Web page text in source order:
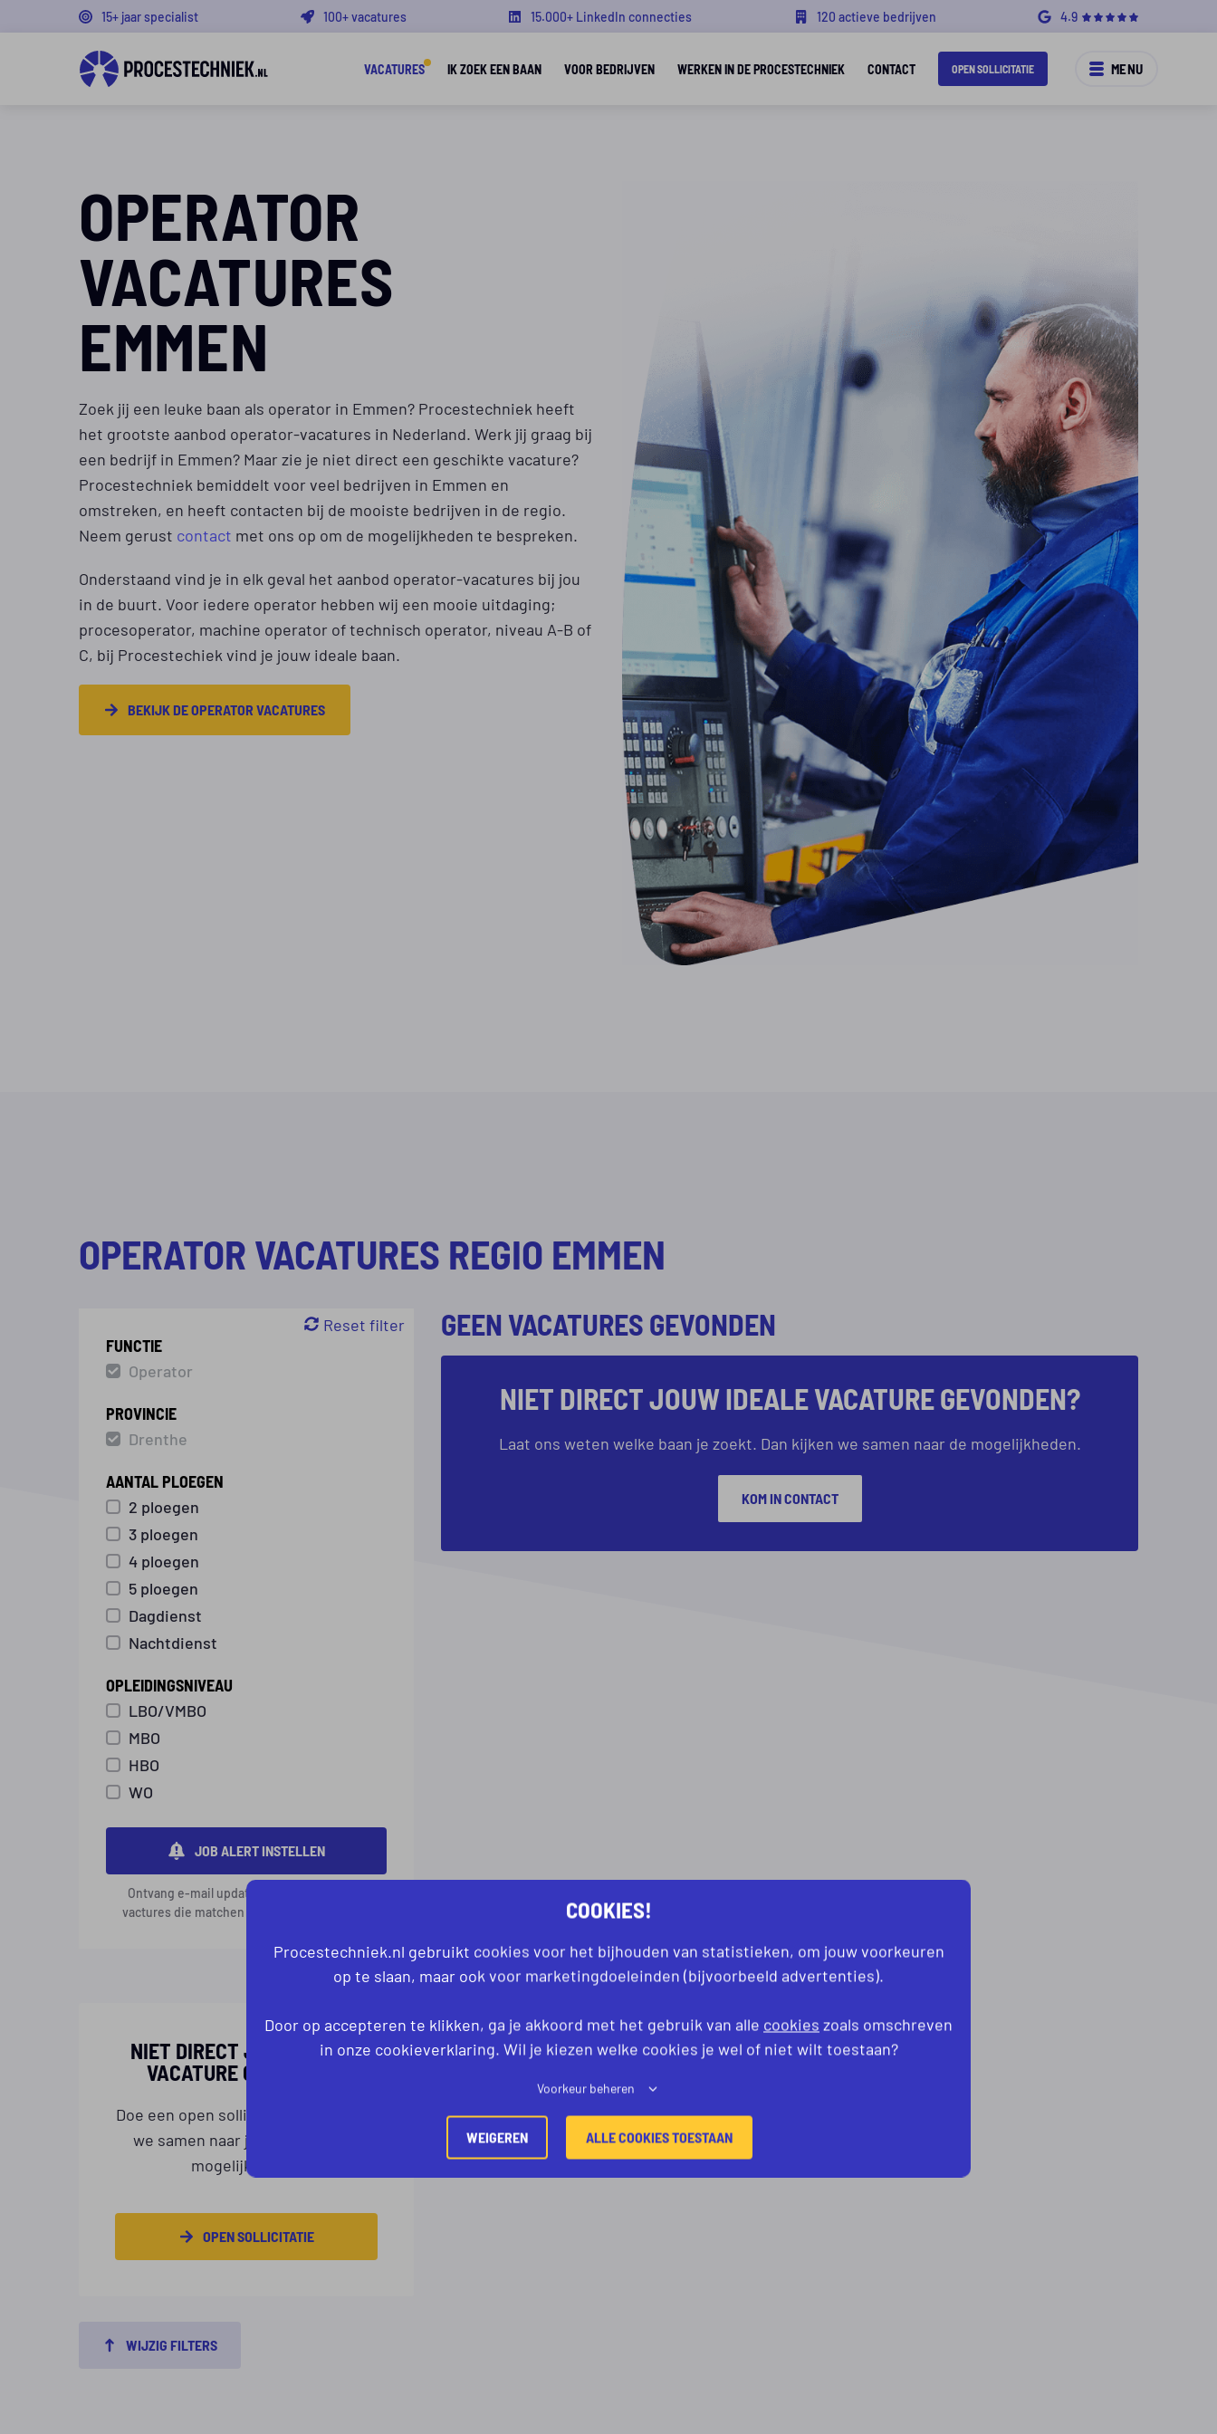
15+ jaar specialist 100+ vacatures 15.000+ LinkedIn connecties 120 actieve bedrijven 4.9
VACATURES IK ZOEK EEN BAAN VOOR BEDRIJVEN WERKEN IN DE PROCESTECHNIEK CONTACT OPEN SOLLICITATIE MENU
OPERATOR
VACATURES
EMMEN
Zoek jij een leuke baan als operator in Emmen? Procestechniek heeft
het grootste aanbod operator-vacatures in Nederland. Werk jij graag bij
een bedrijf in Emmen? Maar zie je niet direct een geschikte vacature?
Procestechniek bemiddelt voor veel bedrijven in Emmen en
omstreken, en heeft contacten bij de mooiste bedrijven in de regio.
Neem gerust contact met ons op om de mogelijkheden te bespreken.
Onderstaand vind je in elk geval het aanbod operator-vacatures bij jou
in de buurt. Voor iedere operator hebben wij een mooie uitdaging;
procesoperator, machine operator of technisch operator, niveau A-B of
C, bij Procestechiek vind je jouw ideale baan.
BEKIJK DE OPERATOR VACATURES
OPERATOR VACATURES REGIO EMMEN
FUNCTIE
Operator
PROVINCIE
Drenthe
AANTAL PLOEGEN
2 ploegen
3 ploegen
4 ploegen
5 ploegen
Dagdienst
Nachtdienst
OPLEIDINGSNIVEAU
LBO/VMBO
MBO
HBO
WO
JOB ALERT INSTELLEN
Ontvang e-mail updates over interessante
vactures die matchen met jouw voorkeuren.
NIET DIRECT JOUW IDEALE
VACATURE GEVONDEN?
Doe een open sollicitatie! Dan kijken
we samen naar jouw wensen en
mogelijkheden.
OPEN SOLLICITATIE
WIJZIG FILTERS
GEEN VACATURES GEVONDEN
NIET DIRECT JOUW IDEALE VACATURE GEVONDEN?
Laat ons weten welke baan je zoekt. Dan kijken we samen naar de mogelijkheden.
KOM IN CONTACT
COOKIES!
Procestechniek.nl gebruikt cookies voor het bijhouden van statistieken, om jouw voorkeuren
op te slaan, maar ook voor marketingdoeleinden (bijvoorbeeld advertenties).
Door op accepteren te klikken, ga je akkoord met het gebruik van alle cookies zoals omschreven
in onze cookieverklaring. Wil je kiezen welke cookies je wel of niet wilt toestaan?
Voorkeur beheren
WEIGEREN ALLE COOKIES TOESTAAN